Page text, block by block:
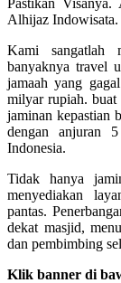
Alhijaz Indowisata.
Kami sangatlah
banyaknya travel
jamaah yang
milyar rupiah.
jaminan kepastian
dengan anjuran
Indonesia.
Tidak hanya
menyediakan
pantas.
dekat masjid,
dan pembimbing
Klik banner di